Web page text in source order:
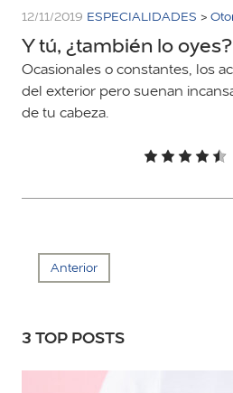
12/11/2019 ESPECIALIDADES >
Y tú, ¿también lo oyes?
Ocasionales o constantes, los
del exterior pero suenan
de tu cabeza.
Anterior
3 TOP POSTS